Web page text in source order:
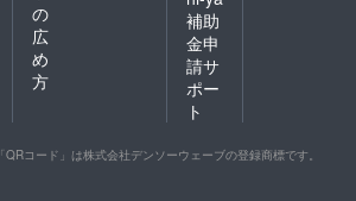
の
広
め
方
補助
金申
請サ
ポー
ト
「QRコード」は株式会社デンソーウェーブの登録商標です。